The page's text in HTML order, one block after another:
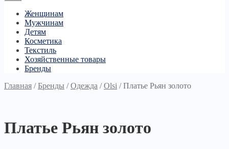
Женщинам
Мужчинам
Детям
Косметика
Текстиль
Хозяйственные товары
Бренды
Главная /Бренды /Одежда /Olsi /Платье Рьян золото
Платье Рьян золото